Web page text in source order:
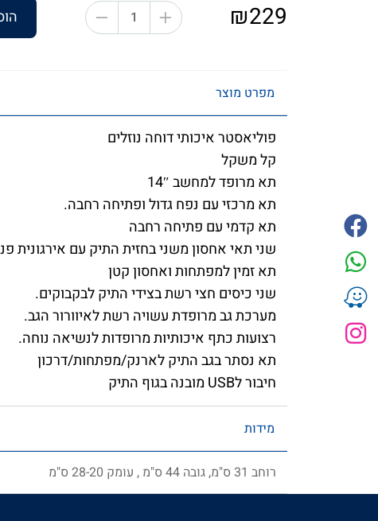
₪229
מפרט מוצר
פוליאסטר איכותי דוחה נוזלים
קל משקל
תא מרופד למחשב 14″
תא מרכזי עם נפח גדול ופתיחה רחבה.
תא קדמי עם פתיחה רחבה
שני תאי אחסון משני בחזית התיק עם אירגונית
תא זמין למפתחות ואחסון קטן
שני כיסים חצי רשת בצידי התיק לבקבוקים.
מערכת גב מרופדת עשויה רשת לאיוורור הגב.
רצועות כתף איכותיות מרופדות לנשיאה נוחה.
תא נסתר בגב התיק לארנק/מפתחות/דרכון
חיבור לUSB מובנה בגוף התיק
מידות
רוחב 31 ס"מ, גובה 44 ס"מ , עומק 28-20 ס"מ